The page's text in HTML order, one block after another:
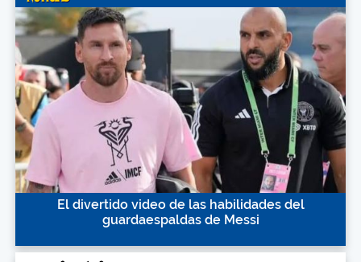
El divertido video de las habilidades del
guardaespaldas de Messi